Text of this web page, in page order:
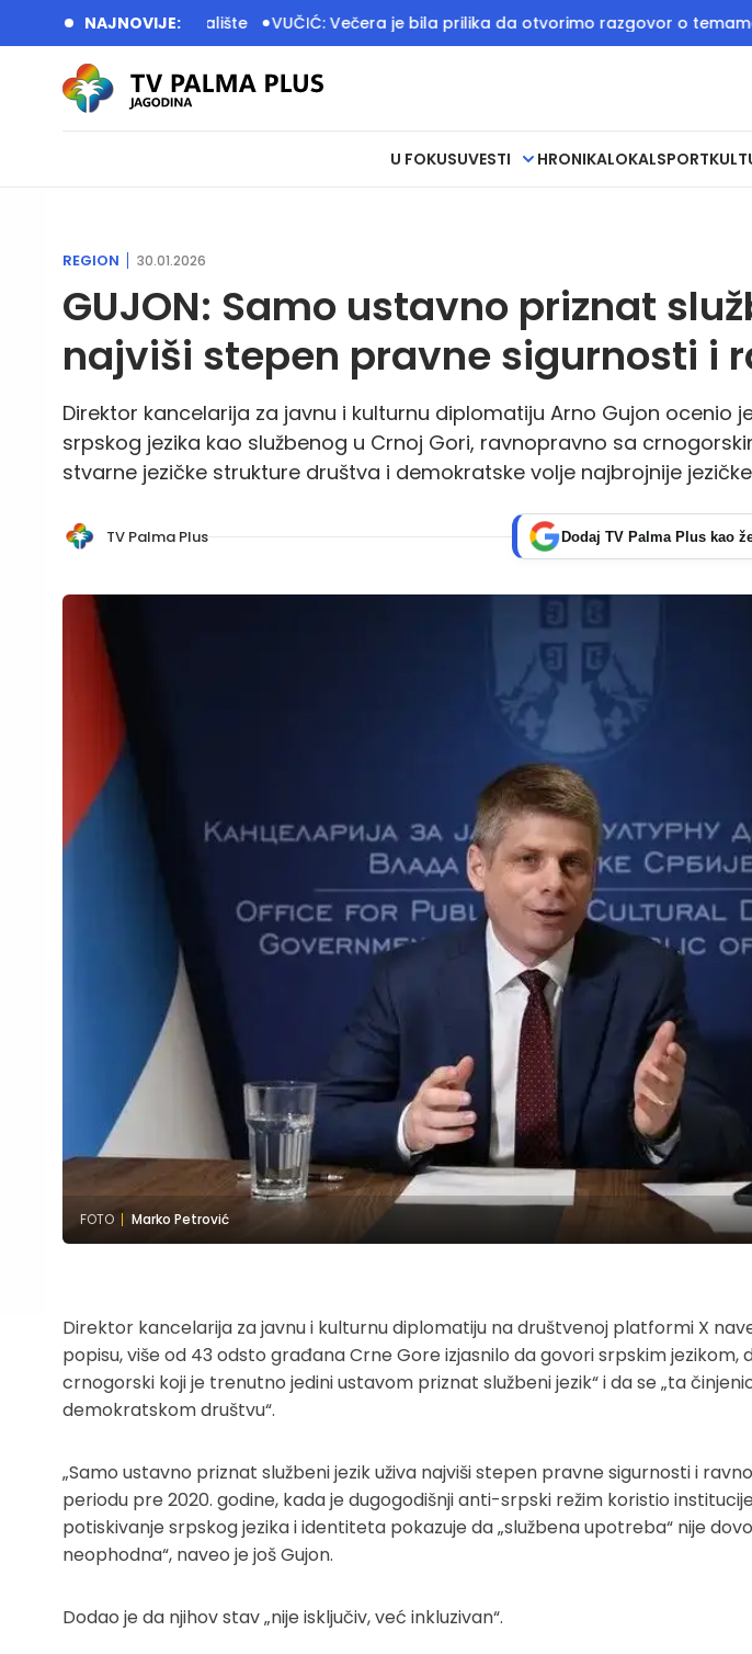
NAJNOVIJE:
dečije igralište VUČIĆ: Večera je bila prilika da otvorimo razgovor o temama koje će
U FOKUSUVESTI HRONIKALOKALSPORT
REGION 30.01.2026
GUJON: Samo ustavno priznat
najviši stepen pravne sigurnosti i
Direktor kancelarija za javnu i kulturnu diplomatiju Arno Gujon ocenio
srpskog jezika kao službenog u Crnoj Gori, ravnopravno sa
stvarne jezičke strukture društva i demokratske volje najbrojnije
TV Palma Plus Dodaj TV Palma Plus kao
FOTO Marko Petrović
Direktor kancelarija za javnu i kulturnu diplomatiju na društvenoj platformi X
popisu, više od 43 odsto građana Crne Gore izjasnilo da govori srpskim jezikom,
crnogorski koji je trenutno jedini ustavom priznat službeni jezik“ i da se „ta
demokratskom društvu“.
„Samo ustavno priznat službeni jezik uživa najviši stepen pravne sigurnosti i
periodu pre 2020. godine, kada je dugogodišnji anti-srpski režim koristio
potiskivanje srpskog jezika i identiteta pokazuje da „službena upotreba“ nije
neophodna“, naveo je još Gujon.
Dodao je da njihov stav „nije isključiv, već inkluzivan“.